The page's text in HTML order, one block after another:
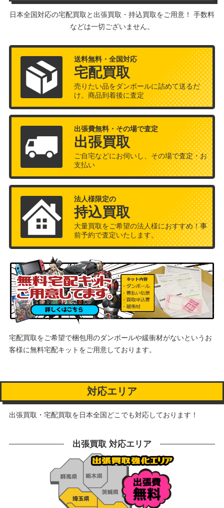
日本全国対応の宅配買取と出張買取・持込買取をご用意！ 手数料
などは一切ございません。
送料無料・全国対応
宅配買取
売りたい品をダンボールに詰めて送るだ
け。商品到着後に査定
出張費無料・その場で査定
出張買取
ご自宅などにお伺いし、その場で査定・お
支払い
法人様限定の
持込買取
大量買取をご希望の法人様におすすめ！事
前予約で査定いたします。
宅配買取をご希望で梱包用のダンボールや緩衝材がないというお
客様に無料宅配キットをご用意しております。
対応エリア
出張買取・宅配買取を日本全国どこでも対応しております！
出張買取 対応エリア